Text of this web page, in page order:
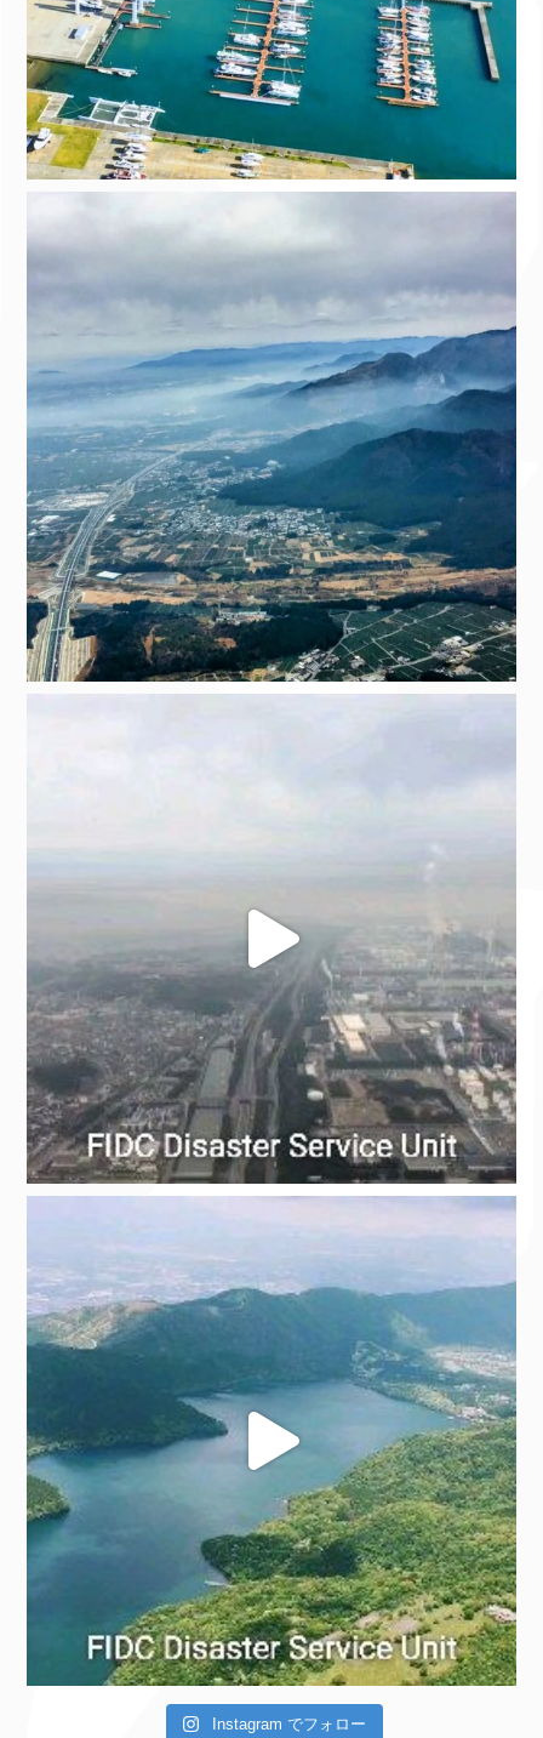
Instagram でフォロー